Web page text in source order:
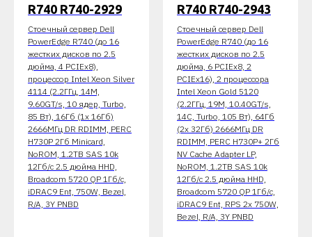
R740 R740-2929
Стоечный сервер Dell
PowerEdge R740 (до 16
жестких дисков по 2.5
дюйма, 4 PCIEx8),
процессор Intel Xeon Silver
4114 (2.2ГГц, 14M,
9.60GT/s, 10 ядер, Turbo,
85 Вт), 16Гб (1x 16Гб)
2666МГц DR RDIMM, PERC
H730P 2Гб Minicard,
NoROM, 1.2TB SAS 10k
12Гб/c 2.5 дюйма HHD,
Broadcom 5720 QP 1Гб/c,
iDRAC9 Ent, 750W, Bezel,
R/A, 3Y PNBD
R740 R740-2943
Стоечный сервер Dell
PowerEdge R740 (до 16
жестких дисков по 2.5
дюйма, 6 PCIEx8, 2
PCIEx16), 2 процессора
Intel Xeon Gold 5120
(2.2ГГц, 19M, 10.40GT/s,
14C, Turbo, 105 Вт), 64Гб
(2x 32Гб) 2666МГц DR
RDIMM, PERC H730P+ 2Гб
NV Cache Adapter LP,
NoROM, 1.2TB SAS 10k
12Гб/c 2.5 дюйма HHD,
Broadcom 5720 QP 1Гб/c,
iDRAC9 Ent, RPS 2x 750W,
Bezel, R/A, 3Y PNBD